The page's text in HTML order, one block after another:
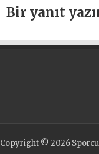
Bir yanıt
Copyright © 2026 Sporcu